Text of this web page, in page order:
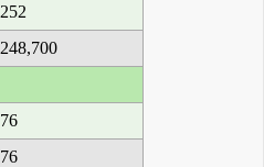
252
248,700
76
76